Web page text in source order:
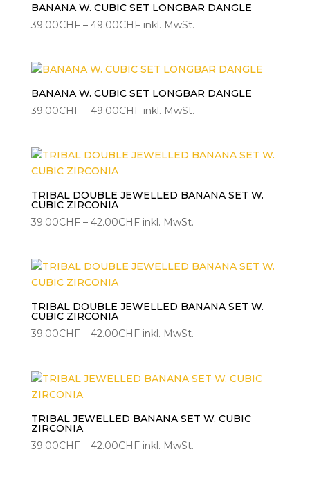
BANANA W. CUBIC SET LONGBAR DANGLE
39.00CHF – 49.00CHFPreisspanne:
49.00CHF
inkl. MwSt.
BANANA W. CUBIC SET LONGBAR DANGLE
39.00CHF – 49.00CHFPreisspanne:
49.00CHF
inkl. MwSt.
TRIBAL DOUBLE JEWELLED BANANA SET W.
CUBIC ZIRCONIA
39.00CHF – 42.00CHFPreisspanne:
42.00CHF
inkl. MwSt.
TRIBAL DOUBLE JEWELLED BANANA SET W.
CUBIC ZIRCONIA
39.00CHF – 42.00CHFPreisspanne:
42.00CHF
inkl. MwSt.
TRIBAL JEWELLED BANANA SET W. CUBIC
ZIRCONIA
39.00CHF – 42.00CHFPreisspanne:
inkl. MwSt.